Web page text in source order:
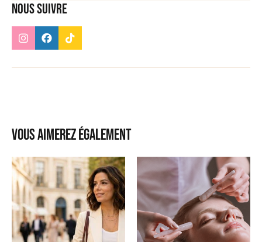
Nous suivre
Vous aimerez également